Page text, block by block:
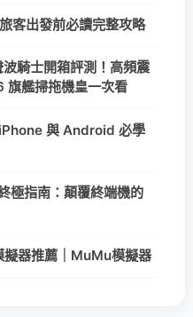
客出發前必讀完整攻略
騎士開箱評測！高頻震
艦掃拖機皇一次看
與 Android 必學
極指南：顛覆終端機的
器推薦｜MuMu模擬器